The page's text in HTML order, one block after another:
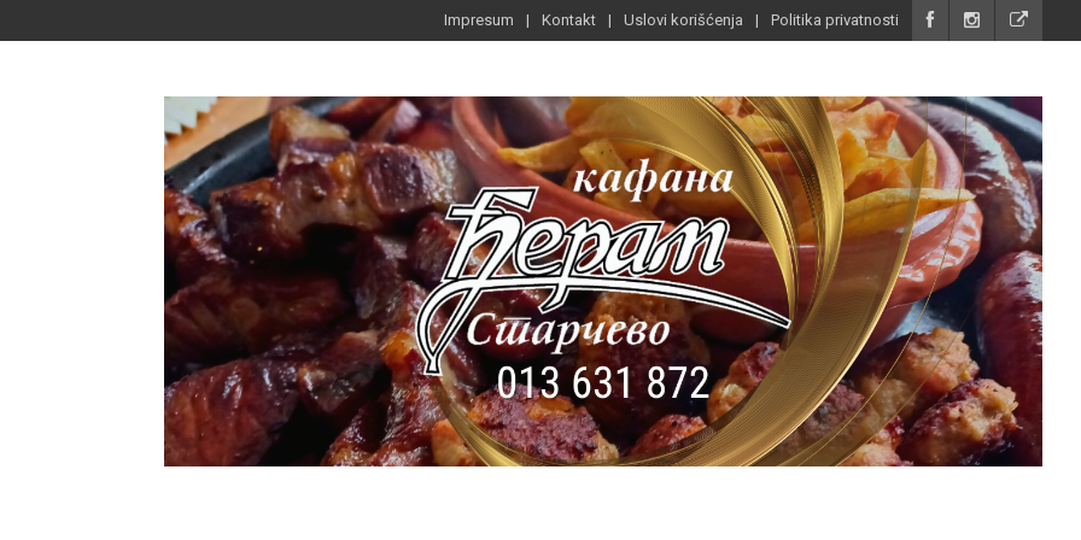
Impresum Kontakt Uslovi korišćenja Politika privatnosti